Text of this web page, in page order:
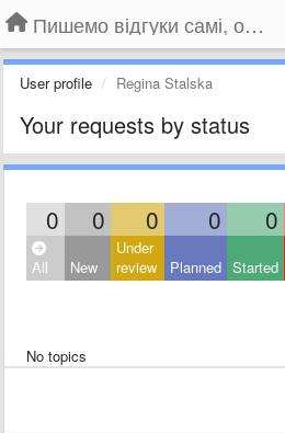
Пишемо відгуки самі, обговорюємо інші ідеї та пропозиції до Громадського Телебачення
User profile Regina Stalska
Your requests by status
0 0 0 0 0
All New
Under
review
Planned Started
No topics